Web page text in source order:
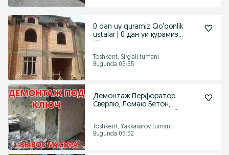
0 dan uy quramiz Qo'qonlik
ustalar | 0 дан уй қурамиз
Toshkent, Sirg‘ali tumani
Bugunda 05:55
Демонтаж,Перфоратор.
Сверлю, Ломаю Бетон,
Toshkent, Yakkasaroy tumani
Bugunda 05:52